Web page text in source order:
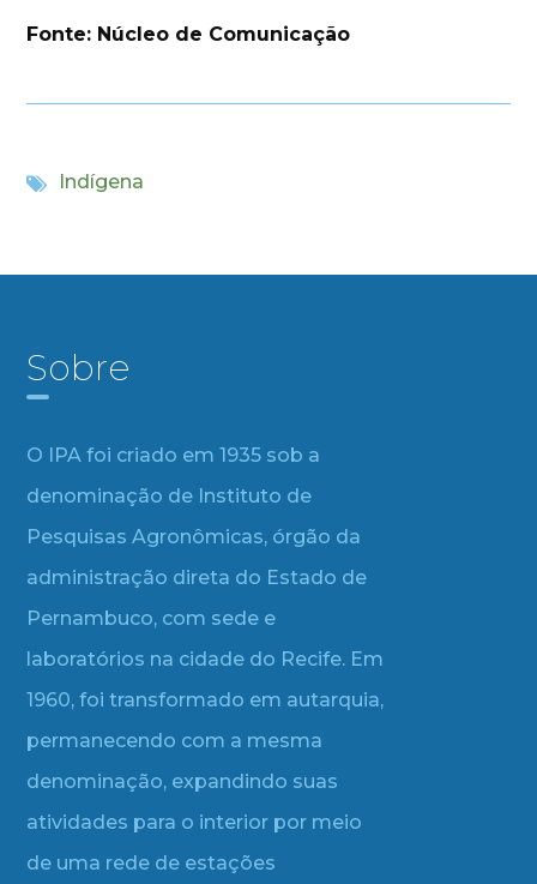
Fonte: Núcleo de Comunicação
Indígena
Sobre
O IPA foi criado em 1935 sob a
denominação de Instituto de
Pesquisas Agronômicas, órgão da
administração direta do Estado de
Pernambuco, com sede e
laboratórios na cidade do Recife. Em
1960, foi transformado em autarquia,
permanecendo com a mesma
denominação, expandindo suas
atividades para o interior por meio
de uma rede de estações